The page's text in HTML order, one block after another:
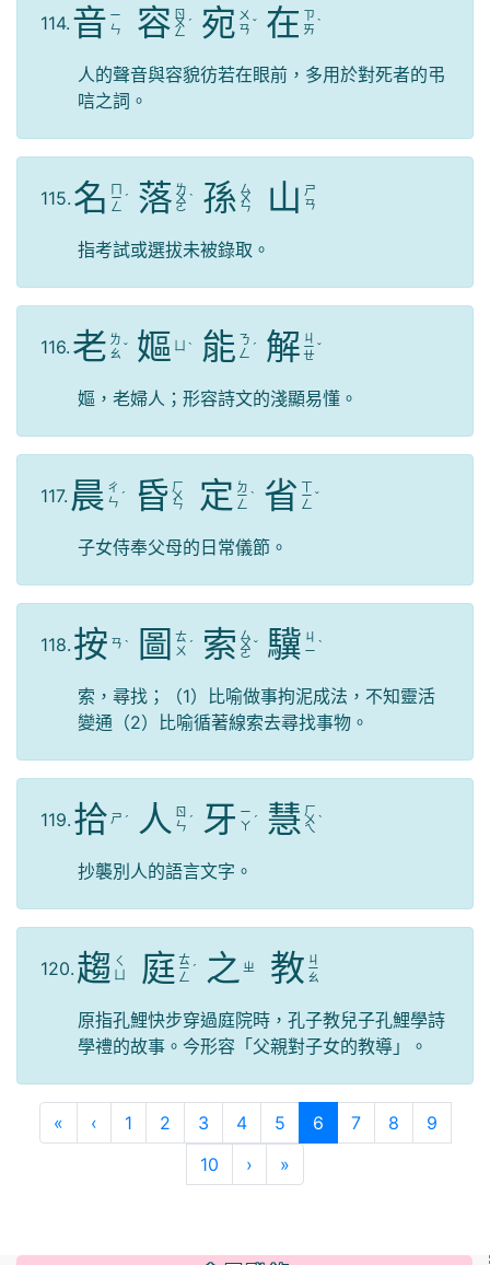
114. 音 ㄧ
ㄣ
容 ㄖ
ㄨ
ㄥ
ˊ 宛 ㄨ
ㄢ ˇ 在 ㄗ
ㄞ ˋ
人的聲音與容貌彷若在眼前，多用於對死者的弔
唁之詞。
115. 名 ㄇ
ㄧ
ㄥ
ˊ 落 ㄌ
ㄨ
ㄛ
ˋ 孫 ㄙ
ㄨ
ㄣ 山 ㄕ
ㄢ
指考試或選拔未被錄取。
116. 老 ㄌ
ㄠ ˇ 嫗 ˋ 能 ㄋ
ㄥ ˊ 解 ㄐ
ㄧ
ㄝ
ˇ
嫗，老婦人；形容詩文的淺顯易懂。
117. 晨 ㄔ
ㄣ ˊ 昏 ㄏ
ㄨ
ㄣ 定 ㄉ
ㄧ
ㄥ
ˋ 省 ㄒ
ㄧ
ㄥ
ˇ
子女侍奉父母的日常儀節。
118. 按 ㄢ ˋ 圖
ㄊ
ㄨ ˊ 索 ㄙ
ㄨ
ㄛ
ˇ 驥 ㄐ
ㄧ ˋ
索，尋找；（1）比喻做事拘泥成法，不知靈活
變通（2）比喻循著線索去尋找事物。
119. 拾 ㄕ ˊ 人 ㄖ
ㄣ ˊ 牙 ㄧ
ㄚ ˊ 慧 ㄏ
ㄨ
ㄟ
ˋ
抄襲別人的語言文字。
120. 趨 ㄑ
庭 ㄊ
ㄧ
ㄥ
ˊ 之 ㄓ 教 ㄐ
ㄧ
ㄠ
原指孔鯉快步穿過庭院時，孔子教兒子孔鯉學詩
學禮的故事。今形容「父親對子女的教導」。
« 第一頁
‹上一頁
1 2 3 4 5 6(目前頁次)
7 8
9
10
›下一頁
»最後頁